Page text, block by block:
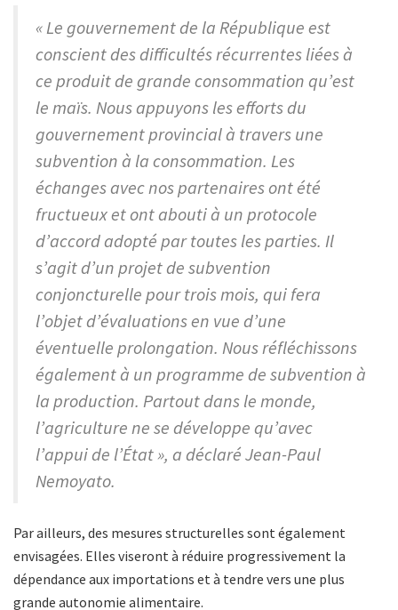
« Le gouvernement de la République est
conscient des difficultés récurrentes liées à
ce produit de grande consommation qu’est
le maïs. Nous appuyons les efforts du
gouvernement provincial à travers une
subvention à la consommation. Les
échanges avec nos partenaires ont été
fructueux et ont abouti à un protocole
d’accord adopté par toutes les parties. Il
s’agit d’un projet de subvention
conjoncturelle pour trois mois, qui fera
l’objet d’évaluations en vue d’une
éventuelle prolongation. Nous réfléchissons
également à un programme de subvention à
la production. Partout dans le monde,
l’agriculture ne se développe qu’avec
l’appui de l’État », a déclaré Jean-Paul
Nemoyato.
Par ailleurs, des mesures structurelles sont également
envisagées. Elles viseront à réduire progressivement la
dépendance aux importations et à tendre vers une plus
grande autonomie alimentaire.